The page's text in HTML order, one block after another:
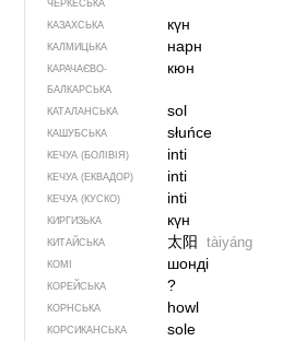
ЧЕРКЕСЬКА
КАЗАХСЬКА күн
КАЛМИЦЬКА нарн
КАРАЧАЄВО-
БАЛКАРСЬКА
кюн
КАТАЛАНСЬКА sol
КАШУБСЬКА słuńce
КЕЧУА (БОЛІВІЯ) inti
КЕЧУА (ЕКВАДОР) inti
КЕЧУА (КУСКО) inti
КИРГИЗЬКА күн
КИТАЙСЬКА 太阳 tàiyáng
КОМІ шонді
КОРЕЙСЬКА ?
КОРНСЬКА howl
КОРСИКАНСЬКА sole